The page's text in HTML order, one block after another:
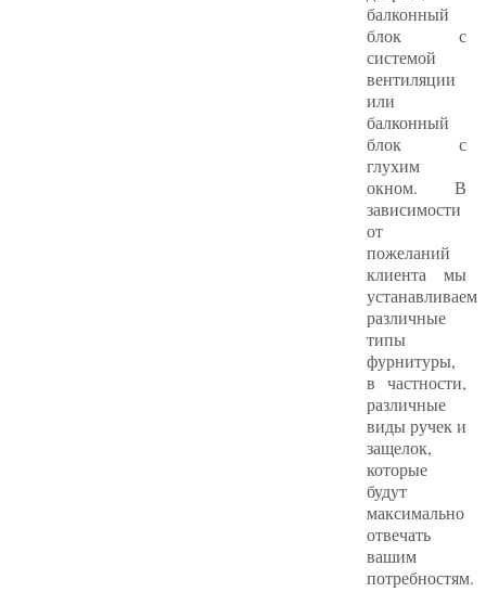
балконный
блок с
системой
вентиляции
или
балконный
блок с
глухим
окном. В
зависимости
от
пожеланий
клиента мы
устанавливаем
различные
типы
фурнитуры,
в частности,
различные
виды ручек и
защелок,
которые
будут
максимально
отвечать
вашим
потребностям.